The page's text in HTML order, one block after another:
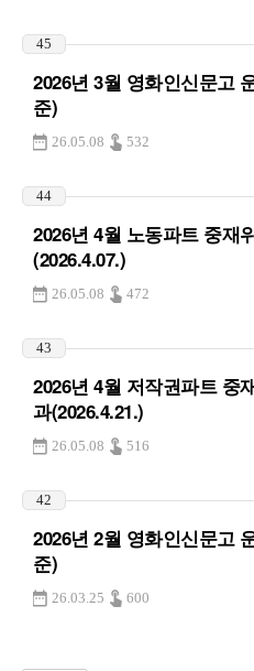
45
2026년 3월 영화인신문고
준)
26.05.08 532
44
2026년 4월 노동파트 중재
(2026.4.07.)
26.05.08 472
43
2026년 4월 저작권파트 중
과(2026.4.21.)
26.05.08 516
42
2026년 2월 영화인신문고
준)
26.03.25 600